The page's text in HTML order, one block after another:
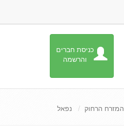
כניסת חברים
והרשמה
המזרח הרחוק נפאל